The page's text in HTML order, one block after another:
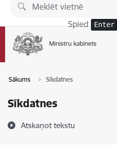
Pāriet uz lapas saturu
Spied Enter
Sākums Sīkdatnes
Sīkdatnes
Atskaņot tekstu